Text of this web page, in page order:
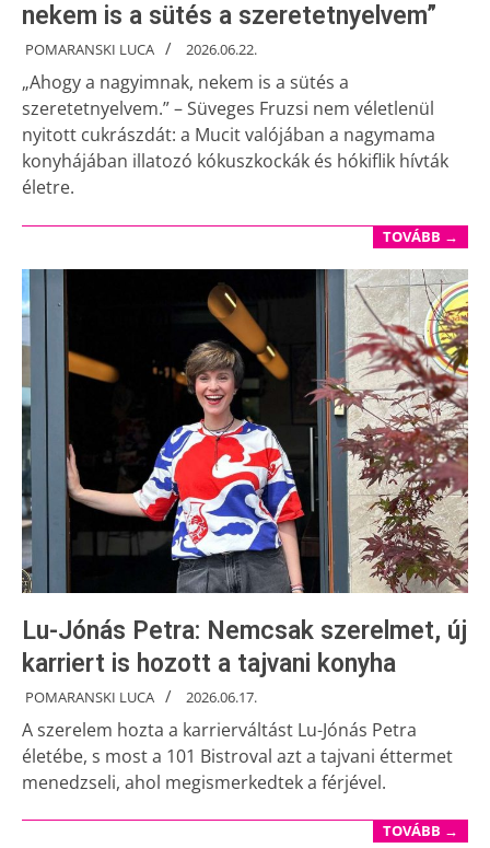
nekem is a sütés a szeretetnyelvem”
POMARANSKI LUCA 2026.06.22.
„Ahogy a nagyimnak, nekem is a sütés a
szeretetnyelvem.” – Süveges Fruzsi nem véletlenül
nyitott cukrászdát: a Mucit valójában a nagymama
konyhájában illatozó kókuszkockák és hókiflik hívták
életre.
TOVÁBB →
Lu-Jónás Petra: Nemcsak szerelmet, új
karriert is hozott a tajvani konyha
POMARANSKI LUCA 2026.06.17.
A szerelem hozta a karrierváltást Lu-Jónás Petra
életébe, s most a 101 Bistroval azt a tajvani éttermet
menedzseli, ahol megismerkedtek a férjével.
TOVÁBB →